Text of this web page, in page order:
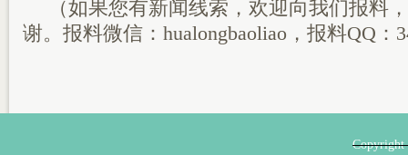
（如果您有新闻线索，欢迎向我们报料
谢。报料微信：hualongbaoliao，报料QQ：